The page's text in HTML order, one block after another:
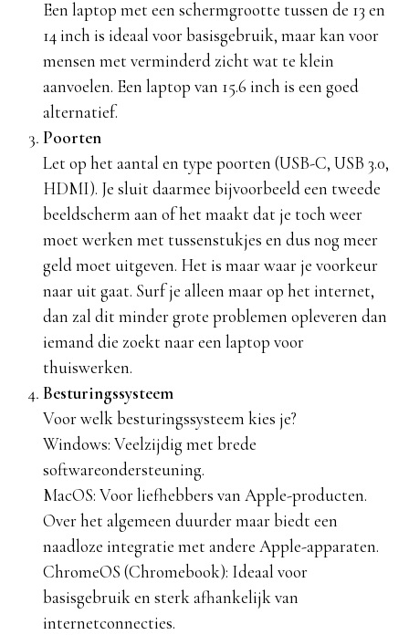
Een laptop met een schermgrootte tussen de 13 en
14 inch is ideaal voor basisgebruik, maar kan voor
mensen met verminderd zicht wat te klein
aanvoelen. Een laptop van 15.6 inch is een goed
alternatief.
Poorten
Let op het aantal en type poorten (USB-C, USB 3.0,
HDMI). Je sluit daarmee bijvoorbeeld een tweede
beeldscherm aan of het maakt dat je toch weer
moet werken met tussenstukjes en dus nog meer
geld moet uitgeven. Het is maar waar je voorkeur
naar uit gaat. Surf je alleen maar op het internet,
dan zal dit minder grote problemen opleveren dan
iemand die zoekt naar een laptop voor
thuiswerken.
Besturingssysteem
Voor welk besturingssysteem kies je?
Windows: Veelzijdig met brede
softwareondersteuning.
MacOS: Voor liefhebbers van Apple-producten.
Over het algemeen duurder maar biedt een
naadloze integratie met andere Apple-apparaten.
ChromeOS (Chromebook): Ideaal voor
basisgebruik en sterk afhankelijk van
internetconnecties.